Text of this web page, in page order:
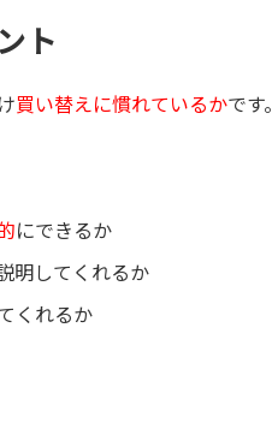
ト
買い替えに慣れているかです。
にできるか
明してくれるか
くれるか